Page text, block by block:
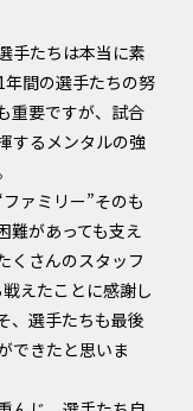
手たちは本当に素
間の選手たちの努
重要ですが、試合
するメンタルの強
ァミリー”そのも
難があっても支え
くさんのスタッフ
えたことに感謝し
、選手たちも最後
できたと思いま